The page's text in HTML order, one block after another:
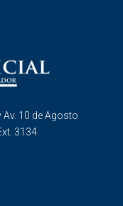
10 de Agosto
3134